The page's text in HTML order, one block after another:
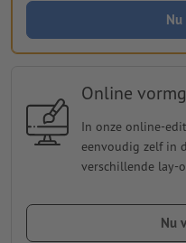
Online
In onze online-
eenvoudig zelf in
verschillende lay-
Nu